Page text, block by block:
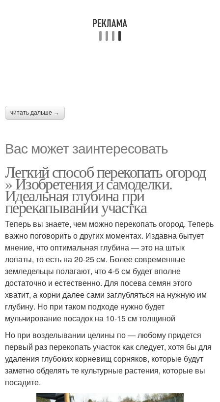
читать дальше →
Вас может заинтересовать
Легкий способ перекопать огород
» Изобретения и самоделки.
Идеальная глубина при
перекапывании участка
Теперь вы знаете, чем можно перекопать огород. Теперь
важно поговорить о других моментах. Издавна бытует
мнение, что оптимальная глубина — это на штык
лопаты, то есть на 20-25 см. Более современные
земледельцы полагают, что 4-5 см будет вполне
достаточно и естественно. Для посева семян этого
хватит, а корни далее сами заглубляться на нужную им
глубину. Но при таком подходе нужно будет
мульчирование посадок на 10-15 см толщиной
Но при возделывании целины по — любому придется
первый раз перекопать участок как следует, хотя бы для
удаления глубоких корневищ сорняков, которые будут
заметно обделять те культурные растения, которые вы
посадите.